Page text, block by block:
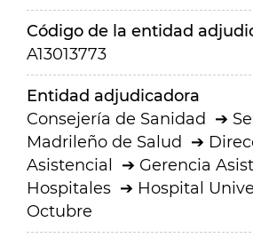
Código de la entidad
A13013773
Entidad adjudicadora
Consejería de Sanidad
Madrileño de Salud
Asistencial
Gerencia
Hospitales
Hospital
Octubre